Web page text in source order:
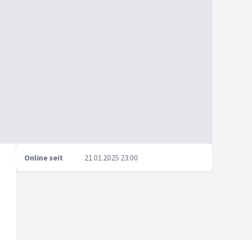
Online seit 21.01.2025 23:00